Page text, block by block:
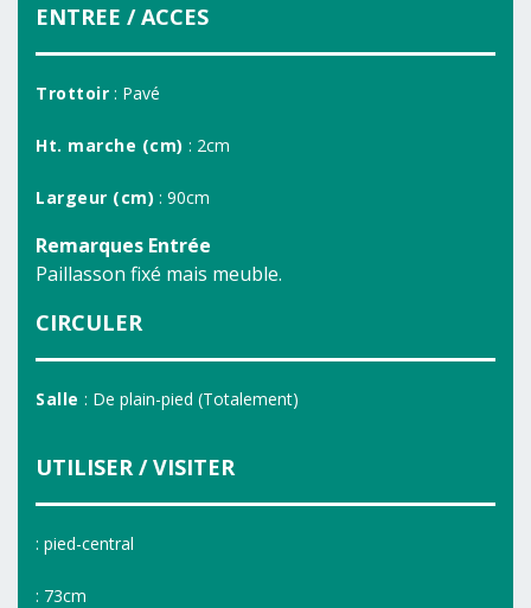
ENTREE / ACCES
Trottoir : Pavé
Ht. marche (cm) : 2cm
Largeur (cm) : 90cm
Remarques Entrée
Paillasson fixé mais meuble.
CIRCULER
Salle : De plain-pied (Totalement)
UTILISER / VISITER
: pied-central
: 73cm